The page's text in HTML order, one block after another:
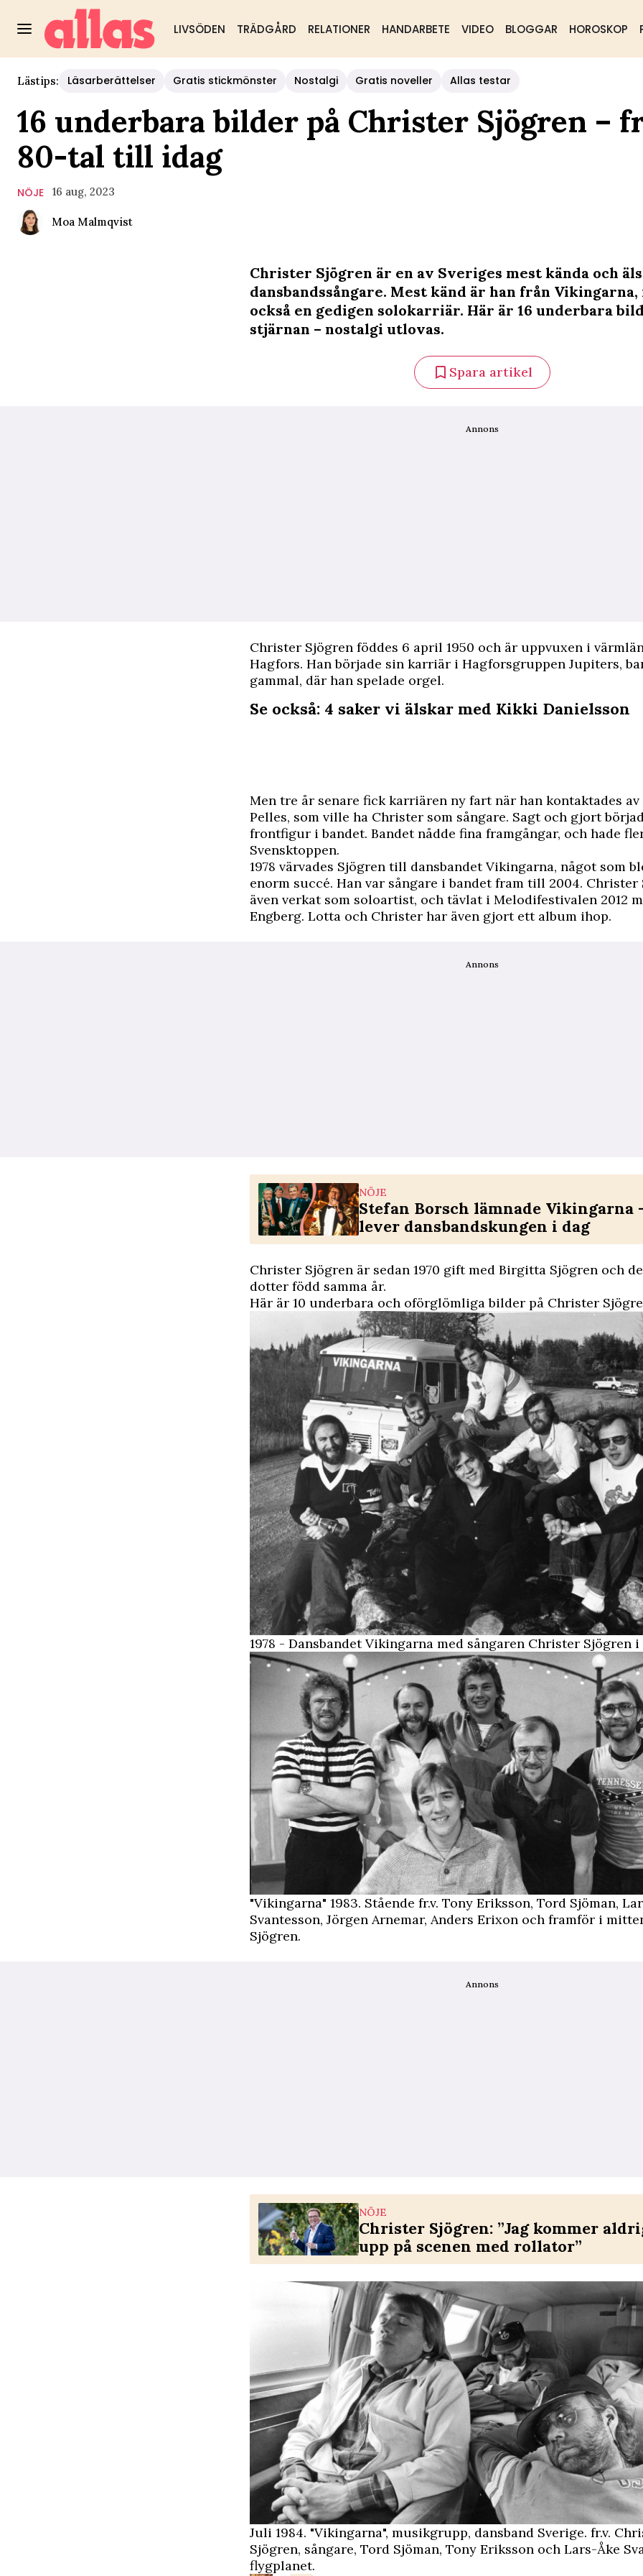
LIVSÖDEN TRÄDGÅRD RELATIONER HANDARBETE VIDEO BLOGGAR HOROSKOP
Lästips: Läsarberättelser Gratis stickmönster Nostalgi Gratis noveller Allas testar
16 underbara bilder på Christer Sjögren –
80-tal till idag
NÖJE 16 aug, 2023
Moa Malmqvist
Christer Sjögren är en av Sveriges mest kända och
dansbandssångare. Mest känd är han från Vikingarna,
också en gedigen solokarriär. Här är 16 underbara
stjärnan – nostalgi utlovas.
Spara artikel
Annons
Christer Sjögren föddes 6 april 1950 och är uppvuxen i
Hagfors. Han började sin karriär i Hagforsgruppen Jupiters,
gammal, där han spelade orgel.
Se också: 4 saker vi älskar med Kikki Danielsson
Men tre år senare fick karriären ny fart när han kontaktades av
Pelles, som ville ha Christer som sångare. Sagt och gjort
frontfigur i bandet. Bandet nådde fina framgångar, och hade
Svensktoppen.
1978 värvades Sjögren till dansbandet Vikingarna, något som
enorm succé. Han var sångare i bandet fram till 2004. Christer
även verkat som soloartist, och tävlat i Melodifestivalen 2012
Engberg. Lotta och Christer har även gjort ett album ihop.
Annons
NÖJE
Stefan Borsch lämnade Vikingarna
lever dansbandskungen i dag
Christer Sjögren är sedan 1970 gift med Birgitta Sjögren och
dotter född samma år.
Här är 10 underbara och oförglömliga bilder på Christer
1978 - Dansbandet Vikingarna med sångaren Christer Sjögren
"Vikingarna" 1983. Stående fr.v. Tony Eriksson, Tord Sjöman,
Svantesson, Jörgen Arnemar, Anders Erixon och framför i
Sjögren.
Annons
NÖJE
Christer Sjögren: ”Jag kommer
upp på scenen med rollator”
Juli 1984. "Vikingarna", musikgrupp, dansband Sverige. fr.v.
Sjögren, sångare, Tord Sjöman, Tony Eriksson och Lars-Åke
flygplanet.